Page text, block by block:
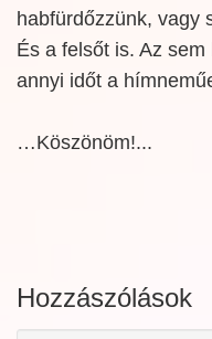
habfürdőzzünk, vagy
És a felsőt is. Az
annyi időt a
…Köszönöm!...
Hozzászólások